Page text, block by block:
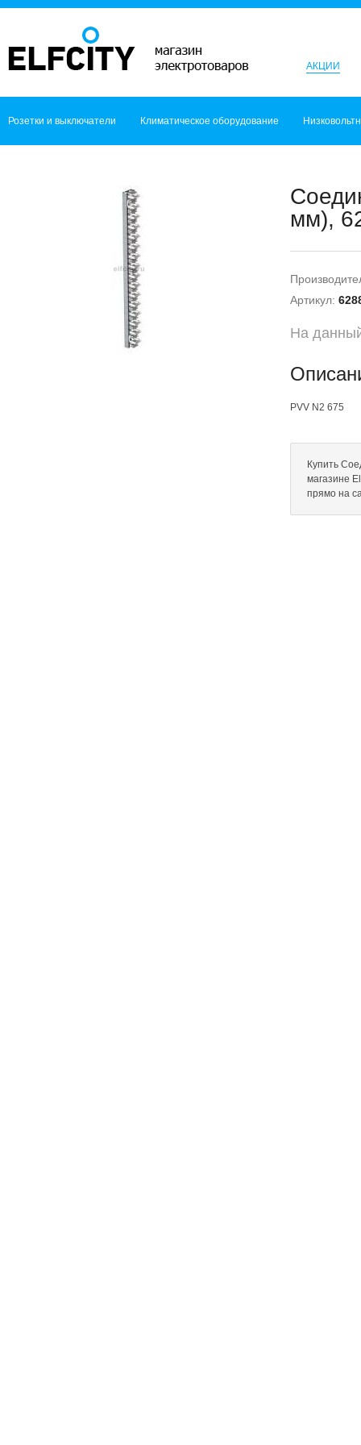
АКЦИИ
Розетки и выключатели Климатическое оборудование
мм),
Артикул:
На
PVV N2 675
Купить
магазине
прямо на